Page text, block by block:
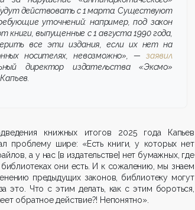
действовать с 1 марта. Существуют
уточнений: например, под закон
книги, выпущенные с 1 августа 1990 года,
все эти издания, если их нет на
носителях, невозможно», — заявил
директор издательства «Эксмо»
книжных итогов 2025 года Капьев
проблему шире: «Есть книги, у которых нет
а у нас [в издательстве] нет бумажных, где
библиотеках они есть. И к сожалению, мы знаем
предыдущих законов, библиотеку могут
это. Что с этим делать, как с этим бороться,
обратное действие?! Непонятно».